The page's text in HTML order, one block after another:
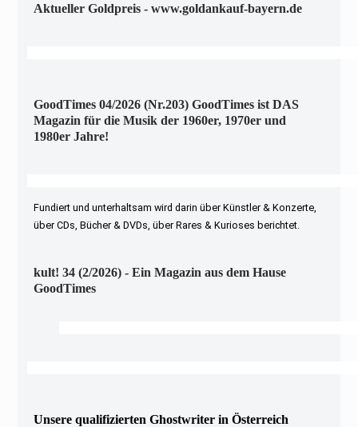
Aktueller Goldpreis - www.goldankauf-bayern.de
GoodTimes 04/2026 (Nr.203) GoodTimes ist DAS
Magazin für die Musik der 1960er, 1970er und
1980er Jahre!
Fundiert und unterhaltsam wird darin über Künstler & Konzerte,
über CDs, Bücher & DVDs, über Rares & Kurioses berichtet.
kult! 34 (2/2026) - Ein Magazin aus dem Hause
GoodTimes
Unsere qualifizierten Ghostwriter in Österreich